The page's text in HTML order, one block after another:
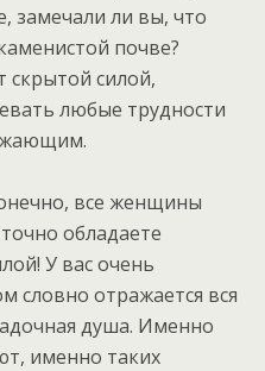
замечали ли вы, что
почве?
силой,
любые трудности
все женщины
обладаете
У вас очень
словно отражается вся
душа. Именно
именно таких